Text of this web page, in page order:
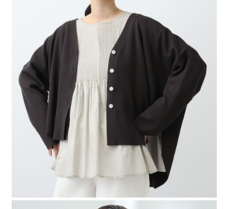
1.本服務係由「台灣大哥大股份有限公司」（以下簡稱本公司）所提供，讓
用戶於交易時，得透過本服務購買商品或服務，並由商店將買賣／分期付款
買賣價金債權讓與本公司後，依約使用本公司帳單繳交帳款。
2.基於同意付款使用「大哥付你分期」之契約關係目的，商店將以您的個人
資料（包含姓名、電話或地址）提供予台灣大哥大進項蒐集、處理及利用，
由本公司與您本人進行分期帳單所需資料之確認、核對及更正。
3.完整用戶服務條款，請詳閱以下連結：
https://oppay.tw/userRule
３．收到繳費通知簡訊後14天內，點擊此簡訊中的連結，可透過四大超商／
ATM／網路銀行／等多元方式進行付款，方視為交易完成。
※ 請注意：結帳手續完成當下不需立刻繳費，但若您需要取消訂單，請聯絡
購買商品的店家。未經商家同意取消之訂單仍視為有效，需透過AFTEE先享
後付繳納相關費用。
※ 交易是否成功請以「AFTEE先享後付 」之結帳頁面顯示為準，若有關於
是否繳費成功／繳費後需取消欲退款等相關疑問，請聯繫「AFTEE先享後付
客戶支援中心」
https://netprotections.freshdesk.com/support/home
【注意事項】
１．透過由恩沛科技股份有限公司提供之「AFTEE先享後付」服務完成之交
易，需依本服務之必要範圍內提供個人資料，並將交易相關給付款項請求債
權轉讓予恩沛科技股份有限公司。
２．關於個人資料處理事宜，請瀏覽以下網址：
https://aftee.tw/terms/#terms3
３．未成年的使用者請事先徵得法定代理人或監護人之同意方可使用
「AFTEE先享後付」，若未經同意申辦者引起之損失，本公司不負相關責
４．使用「AFTEE先享後付」時，將依據個別帳號之用戶狀況，依本公司即
時審查核予不同之上限額度；若仍有額度不足之情形，本公司將視審查結果
５．嚴禁一人註冊多個帳號或使用他人資訊註冊。若發現惡意使用之情形，
恩沛科技股份有限公司將有權停止該用戶之使用額度並採取法律行動。
每筆NT$80，滿NT$1,500(含以上)免運費
付款後 7-11取貨
每筆NT$80，滿NT$1,500(含以上)免運費
每筆NT$80，滿NT$1,500(含以上)免運費